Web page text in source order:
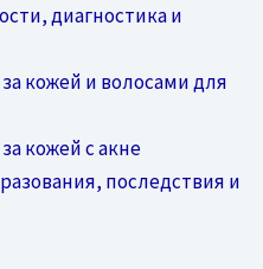
диагностика и
кожей и волосами для
кожей с акне
последствия и